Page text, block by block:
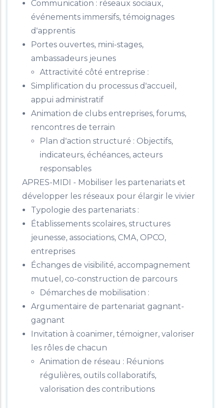
Communication : réseaux sociaux,
événements immersifs, témoignages
d'apprentis
Portes ouvertes, mini-stages,
ambassadeurs jeunes
Attractivité côté entreprise :
Simplification du processus d'accueil,
appui administratif
Animation de clubs entreprises, forums,
rencontres de terrain
Plan d'action structuré : Objectifs,
indicateurs, échéances, acteurs
responsables
APRES-MIDI - Mobiliser les partenariats et
développer les réseaux pour élargir le vivier
Typologie des partenariats :
Établissements scolaires, structures
jeunesse, associations, CMA, OPCO,
entreprises
Échanges de visibilité, accompagnement
mutuel, co-construction de parcours
Démarches de mobilisation :
Argumentaire de partenariat gagnant-
gagnant
Invitation à coanimer, témoigner, valoriser
les rôles de chacun
Animation de réseau : Réunions
régulières, outils collaboratifs,
valorisation des contributions